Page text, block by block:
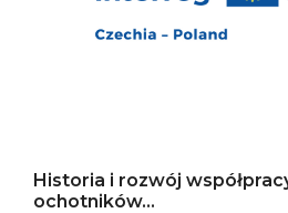
Historia i rozwój
ochotników...